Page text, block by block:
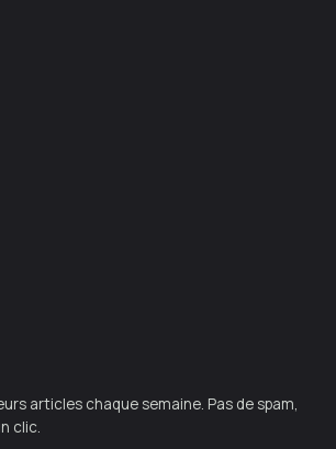
articles chaque semaine. Pas de spam,
clic.